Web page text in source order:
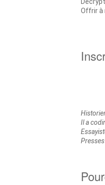
Offrir à
Il a